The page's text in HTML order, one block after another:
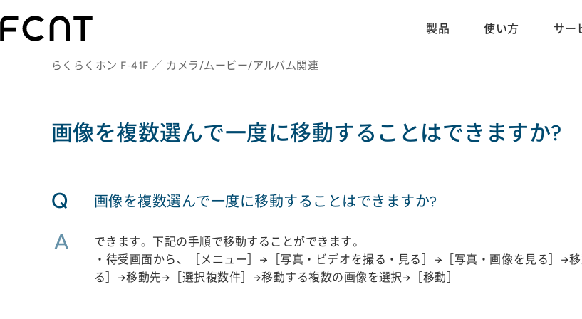
製品 使い方 サー
らくらくホン F-41F ／ カメラ/ムービー/アルバム関連
画像を複数選んで一度に移動することはできますか?
Q 画像を複数選んで一度に移動することはできますか?
A
できます。下記の手順で移動することができます。
・待受画面から、［メニュー］→［写真・ビデオを撮る・見る］→［写真・画像を見る］→
る］→移動先→［選択複数件］→移動する複数の画像を選択→［移動］